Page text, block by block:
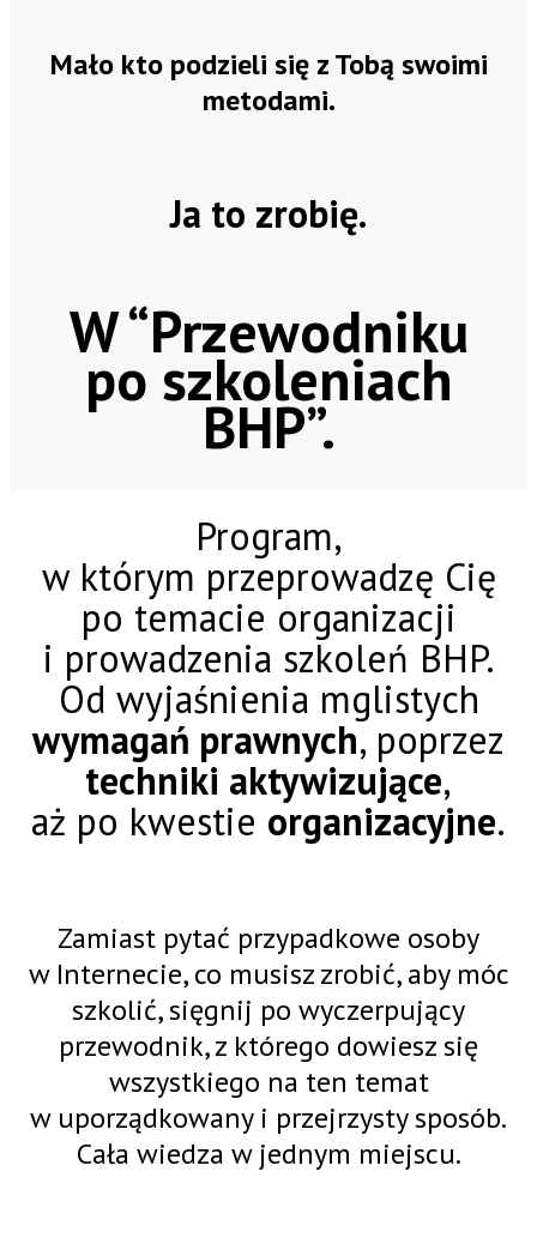
Mało kto podzieli się z Tobą swoimi
metodami.
Ja to zrobię.
W “Przewodniku
po szkoleniach
BHP”.
Program,
w którym przeprowadzę Cię
po temacie organizacji
i prowadzenia szkoleń BHP.
Od wyjaśnienia mglistych
wymagań prawnych, poprzez
techniki aktywizujące,
aż po kwestie organizacyjne.
Zamiast pytać przypadkowe osoby
w Internecie, co musisz zrobić, aby móc
szkolić, sięgnij po wyczerpujący
przewodnik, z którego dowiesz się
wszystkiego na ten temat
w uporządkowany i przejrzysty sposób.
Cała wiedza w jednym miejscu.